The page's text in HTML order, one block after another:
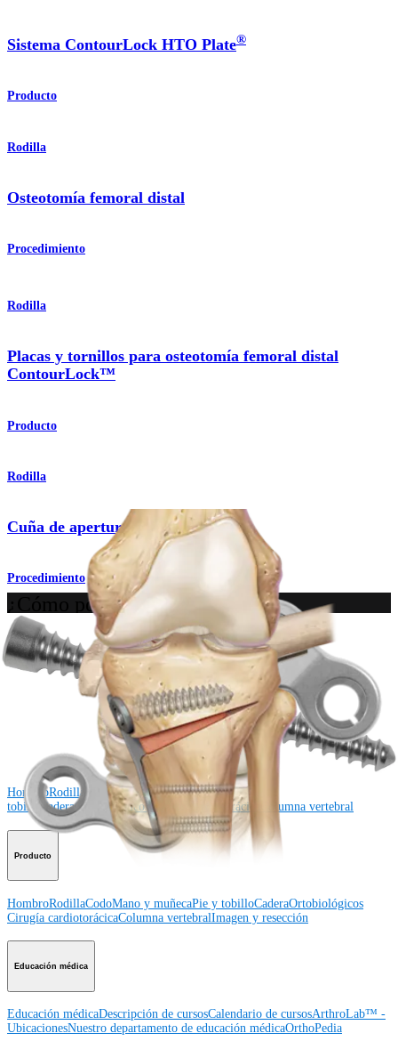
Sistema ContourLock HTO Plate®
Producto
Rodilla
Osteotomía femoral distal
Procedimiento
Rodilla
Placas y tornillos para osteotomía femoral distal
ContourLock™
Producto
Rodilla
Cuña de apertura tibial
Procedimiento
¿Cómo podemos ayudarlo?
Contacte a un representante
Ver eventos, laboratorios y oportunidades educativas
Regístrese para recibir: ¿Qué hay de nuevo en Arthrex?
Conéctese con nosotros
HombroRodilla CodoMano y muñecaPie y
tobilloCaderaOrtobiológicos Cirugía cardiotorácica Columna vertebral
Producto
HombroRodillaCodoMano y muñecaPie y tobilloCaderaOrtobiológicos
Cirugía cardiotorácicaColumna vertebralImagen y resección
Educación médica
Educación médicaDescripción de cursosCalendario de cursosArthroLab™ -
UbicacionesNuestro departamento de educación médicaOrthoPedia